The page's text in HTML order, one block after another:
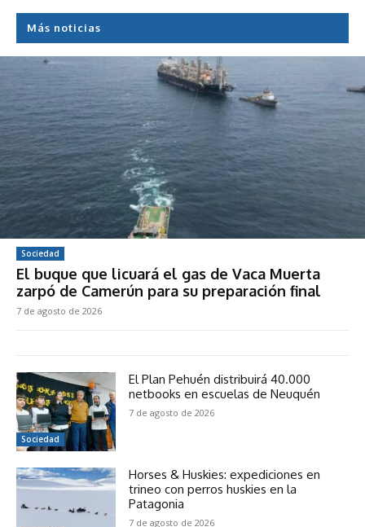
Más noticias
Sociedad
El buque que licuará el gas de Vaca Muerta
zarpó de Camerún para su preparación final
7 de agosto de 2026
Sociedad
El Plan Pehuén distribuirá 40.000
netbooks en escuelas de Neuquén
7 de agosto de 2026
Horses & Huskies: expediciones en
trineo con perros huskies en la
Patagonia
7 de agosto de 2026